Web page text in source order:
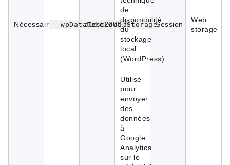
Nécessaires __wpDataTestLocalStorage
audio2000.fr
de
disponibilité
du
stockage
local
(WordPress)
Session
Web
storage
Utilisé
pour
envoyer
des
données
à
Google
Analytics
sur le